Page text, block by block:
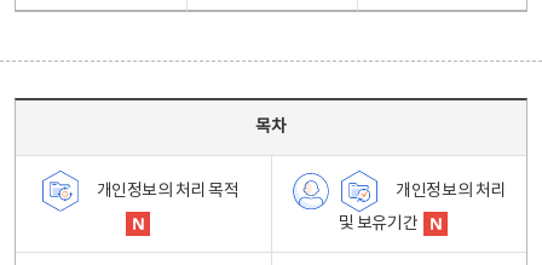
목차
개인정보의 처리 목적
개인정보의 처리
및 보유기간